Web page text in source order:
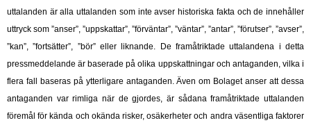
uttalanden är alla uttalanden som inte avser historiska fakta och de innehåller
uttryck som ”anser”, ”uppskattar”, ”förväntar”, ”väntar”, ”antar”, ”förutser”, ”avser”,
”kan”, ”fortsätter”, ”bör” eller liknande. De framåtriktade uttalandena i detta
pressmeddelande är baserade på olika uppskattningar och antaganden, vilka i
flera fall baseras på ytterligare antaganden. Även om Bolaget anser att dessa
antaganden var rimliga när de gjordes, är sådana framåtriktade uttalanden
föremål för kända och okända risker, osäkerheter och andra väsentliga faktorer